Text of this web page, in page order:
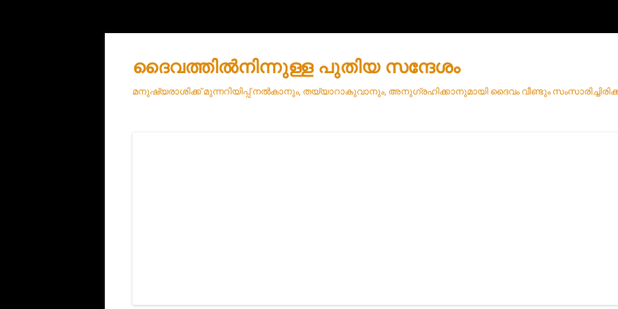
ദൈവത്തിൽനിന്നുള്ള പുതിയ സന്ദേശം
മനുഷ്യരാശിക്ക് മുന്നറിയിപ്പ് നൽകാനും, തയ്യാറാകുവാനും, അനുഗ്രഹിക്കാനുമായി ദൈവം വീണ്ടും